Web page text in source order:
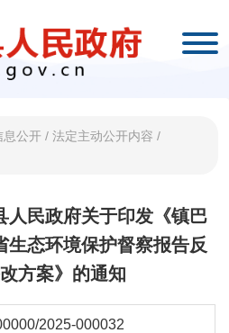
息公开 / 法定主动公开内容 /
人民政府关于印发《镇巴
生态环境保护督察报告反
方案》的通知
2025-000032